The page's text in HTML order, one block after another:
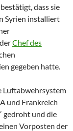
dass sie
Syrien installiert
Chef des
gegeben hatte.
Luftabwehrsystem
und Frankreich
gedroht und die
Vorposten der